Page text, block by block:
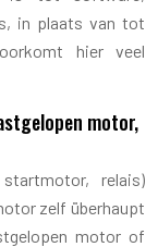
in plaats van tot
hier veel
motor,
relais)
zelf überhaupt
motor of